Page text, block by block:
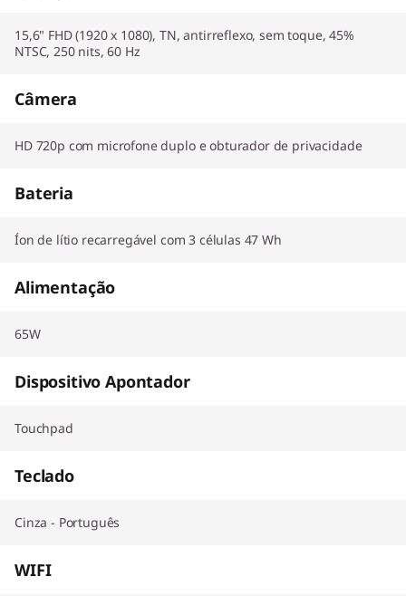
15,6" FHD (1920 x 1080), TN, antirreflexo, sem toque, 45%
NTSC, 250 nits, 60 Hz
Câmera
HD 720p com microfone duplo e obturador de privacidade
Bateria
Íon de lítio recarregável com 3 células 47 Wh
Alimentação
65W
Dispositivo Apontador
Touchpad
Teclado
Cinza - Português
WIFI